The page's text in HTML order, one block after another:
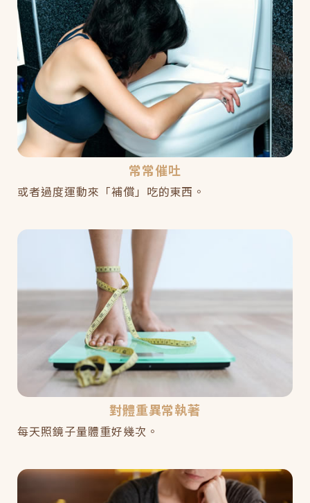
常常催吐
或者過度運動來「補償」吃的東西。
對體重異常執著
每天照鏡子量體重好幾次。